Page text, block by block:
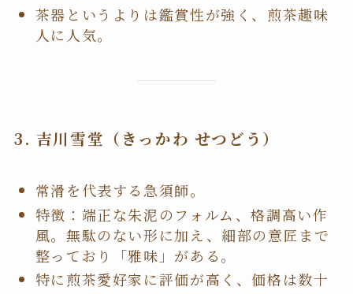
茶器というよりは鑑賞性が強く、煎茶趣味
人に人気。
3. 吉川雪堂（きっかわ せつどう）
常滑を代表する急須師。
特徴：端正な朱泥のフォルム、格調高い作
風。無駄のない形に加え、細部の意匠まで
整っており「雅味」がある。
特に煎茶愛好家に評価が高く、価格は数十